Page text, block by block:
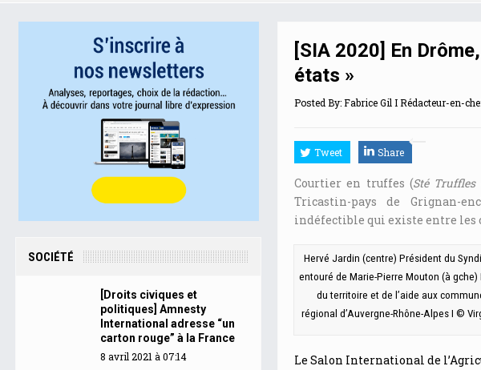
[SIA 2020] En
états »
Posted By:Fabrice Gil I Rédacteur-en-
Tweet Share
Courtier en truffes (Sté Truffles
Tricastin-pays de Grignan-
indéfectible qui existe entre les
Hervé Jardin (centre) Président du
entouré de Marie-Pierre Mouton (à
du territoire et de l’aide aux
régional d’Auvergne-Rhône-Alpes I ©
Le Salon International de
SOCIÉTÉ
[Droits civiques et
politiques] Amnesty
International adresse “un
carton rouge” à la France
8 avril 2021 à 07:14